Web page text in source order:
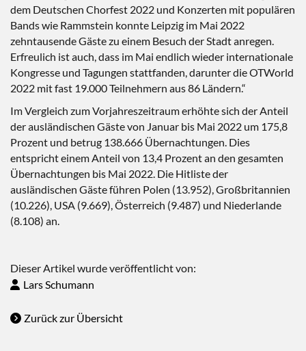
dem Deutschen Chorfest 2022 und Konzerten mit populären
Bands wie Rammstein konnte Leipzig im Mai 2022
zehntausende Gäste zu einem Besuch der Stadt anregen.
Erfreulich ist auch, dass im Mai endlich wieder internationale
Kongresse und Tagungen stattfanden, darunter die OTWorld
2022 mit fast 19.000 Teilnehmern aus 86 Ländern.“
Im Vergleich zum Vorjahreszeitraum erhöhte sich der Anteil
der ausländischen Gäste von Januar bis Mai 2022 um 175,8
Prozent und betrug 138.666 Übernachtungen. Dies
entspricht einem Anteil von 13,4 Prozent an den gesamten
Übernachtungen bis Mai 2022. Die Hitliste der
ausländischen Gäste führen Polen (13.952), Großbritannien
(10.226), USA (9.669), Österreich (9.487) und Niederlande
(8.108) an.
Dieser Artikel wurde veröffentlicht von:
Lars Schumann
Zurück zur Übersicht